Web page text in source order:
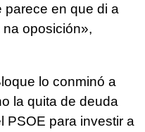
en que di a
oposición»,
lo conminó a
la quita de deuda
PSOE para investir a